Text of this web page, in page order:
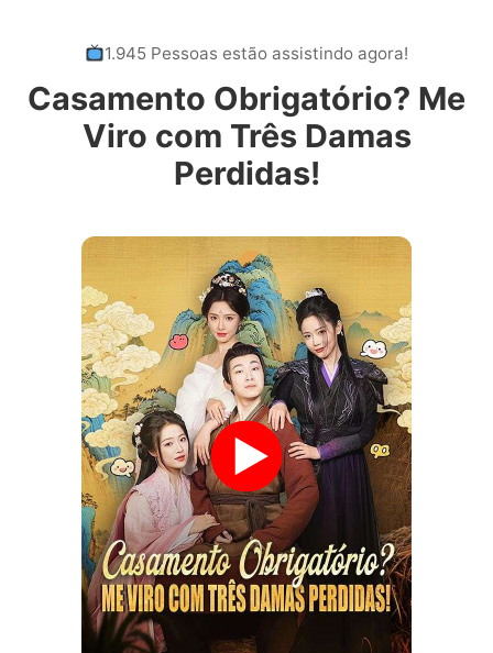
1.945 Pessoas estão assistindo agora!
Casamento Obrigatório? Me
Viro com Três Damas
Perdidas!